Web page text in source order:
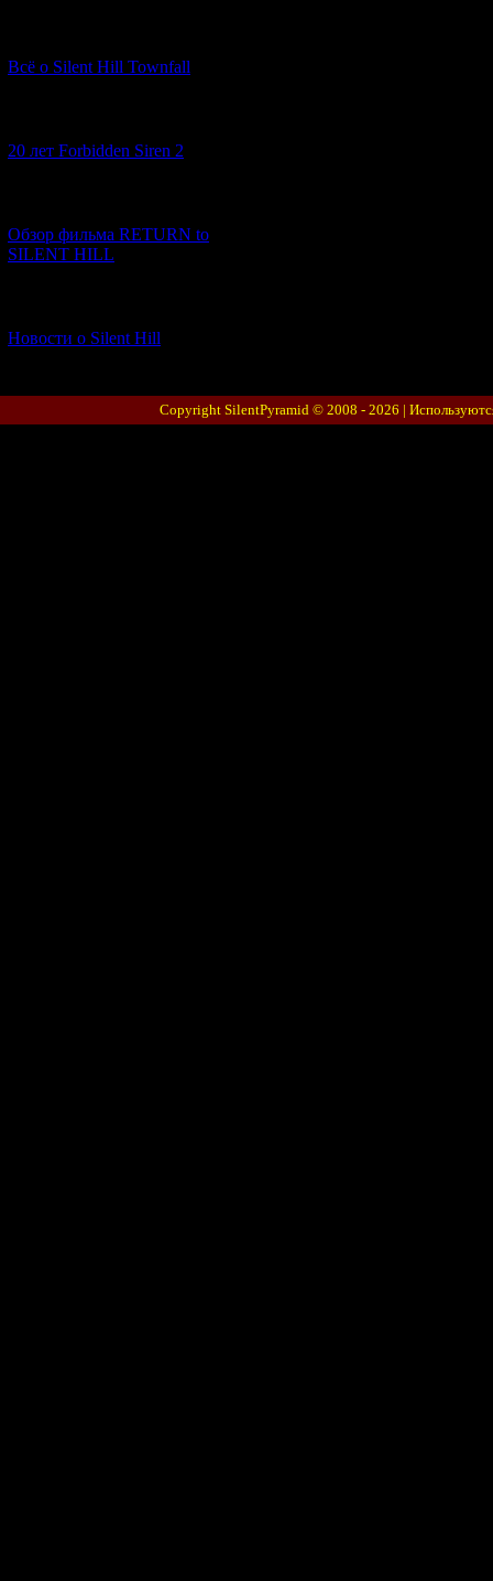
Всё о Silent Hill Townfall
20 лет Forbidden Siren 2
Обзор фильма RETURN to
SILENT HILL
Новости о Silent Hill
Copyright SilentPyramid © 2008 - 2026 |